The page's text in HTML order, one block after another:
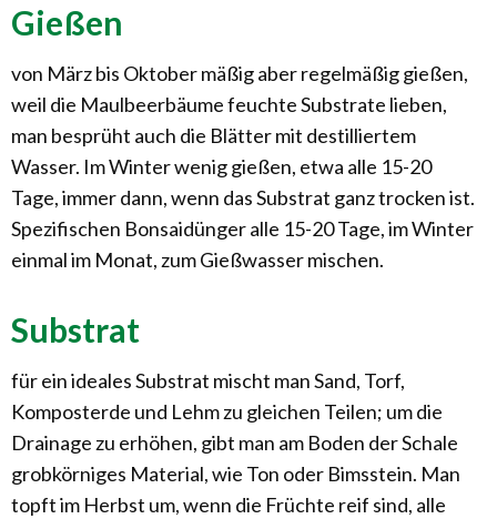
Gießen
von März bis Oktober mäßig aber regelmäßig gießen,
weil die Maulbeerbäume feuchte Substrate lieben,
man besprüht auch die Blätter mit destilliertem
Wasser. Im Winter wenig gießen, etwa alle 15-20
Tage, immer dann, wenn das Substrat ganz trocken ist.
Spezifischen Bonsaidünger alle 15-20 Tage, im Winter
einmal im Monat, zum Gießwasser mischen.
Substrat
für ein ideales Substrat mischt man Sand, Torf,
Komposterde und Lehm zu gleichen Teilen; um die
Drainage zu erhöhen, gibt man am Boden der Schale
grobkörniges Material, wie Ton oder Bimsstein. Man
topft im Herbst um, wenn die Früchte reif sind, alle